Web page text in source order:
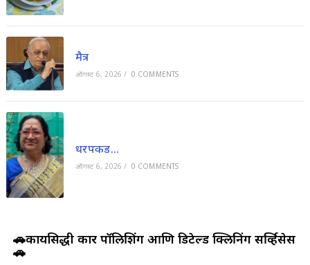
मैत्र
ऑगस्ट 6, 2026 / 0 COMMENTS
धरपकड…
ऑगस्ट 6, 2026 / 0 COMMENTS
🚗कार्यसिद्धी कार पॉलिशिंग आणि डिटेल्ड क्लिनिंग सर्व्हिसेस
🚗